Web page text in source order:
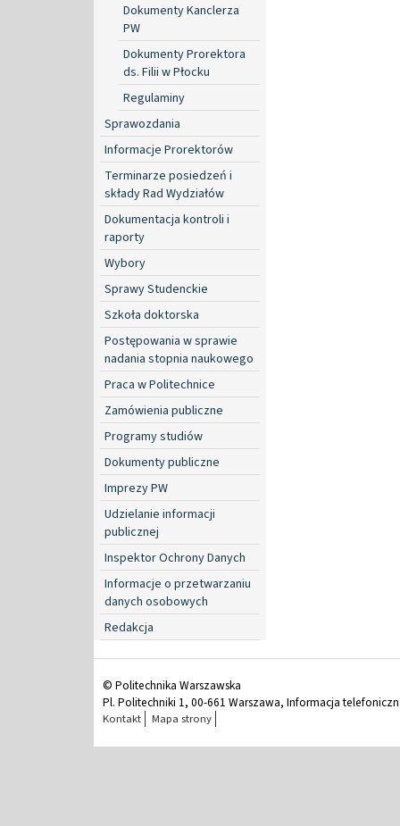
Dokumenty Kanclerza
PW
Dokumenty Prorektora
ds. Filii w Płocku
Regulaminy
Sprawozdania
Informacje Prorektorów
Terminarze posiedzeń i
składy Rad Wydziałów
Dokumentacja kontroli i
raporty
Wybory
Sprawy Studenckie
Szkoła doktorska
Postępowania w sprawie
nadania stopnia naukowego
Praca w Politechnice
Zamówienia publiczne
Programy studiów
Dokumenty publiczne
Imprezy PW
Udzielanie informacji
publicznej
Inspektor Ochrony Danych
Informacje o przetwarzaniu
danych osobowych
Redakcja
© Politechnika Warszawska
Pl. Politechniki 1, 00-661 Warszawa, Informacja
Kontakt Mapa strony